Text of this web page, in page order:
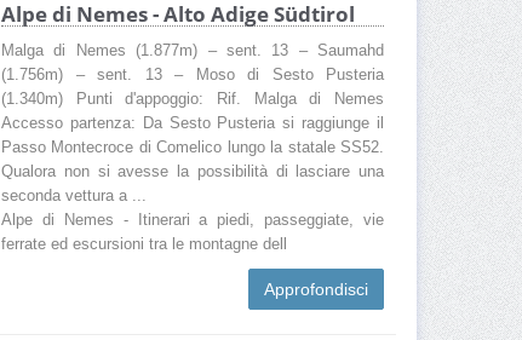
Alpe di Nemes - Alto Adige Südtirol
Malga di Nemes (1.877m) – sent. 13 – Saumahd
(1.756m) – sent. 13 – Moso di Sesto Pusteria
(1.340m) Punti d'appoggio: Rif. Malga di Nemes
Accesso partenza: Da Sesto Pusteria si raggiunge il
Passo Montecroce di Comelico lungo la statale SS52.
Qualora non si avesse la possibilità di lasciare una
seconda vettura a ...
Alpe di Nemes - Itinerari a piedi, passeggiate, vie
ferrate ed escursioni tra le montagne dell
Approfondisci